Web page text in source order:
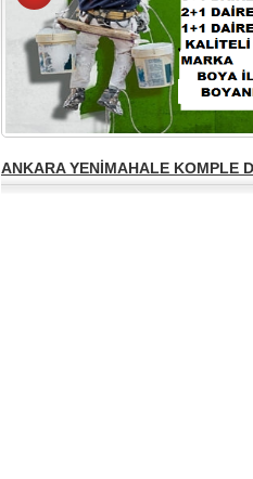
ANKARA YENİMAHALE KOMPLE